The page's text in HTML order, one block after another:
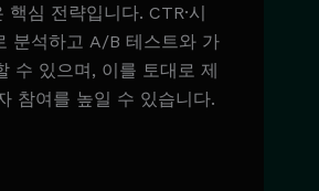
심 전략입니다. CTR·시
분석하고 A/B 테스트와 가
수 있으며, 이를 토대로 제
참여를 높일 수 있습니다.